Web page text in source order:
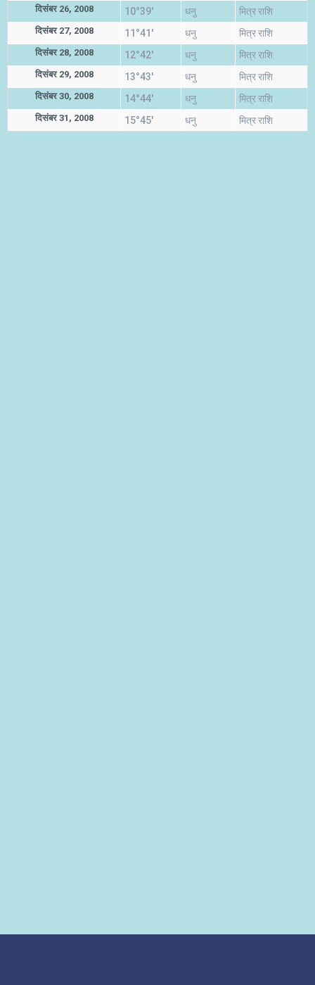
दिसंबर 26, 2008 10°39' धनु मित्र राशि
दिसंबर 27, 2008 11°41' धनु मित्र राशि
दिसंबर 28, 2008 12°42' धनु मित्र राशि
दिसंबर 29, 2008 13°43' धनु मित्र राशि
दिसंबर 30, 2008 14°44' धनु मित्र राशि
दिसंबर 31, 2008 15°45' धनु मित्र राशि